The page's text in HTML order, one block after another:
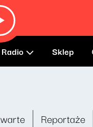
Radio Sklep
Reportaże